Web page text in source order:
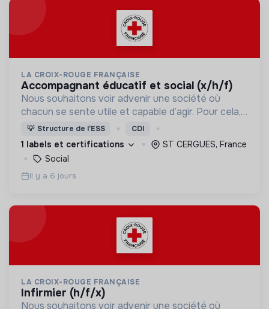
LA CROIX-ROUGE FRANÇAISE
accompagnant éducatif et social (x/h/f)
Nous souhaitons voir advenir une société où
chacun se sente utile et capable d’agir. Pour cela,
nous proposons des moyens et des lieux
d’engagement innovants et adaptés à tous.
💡 Structure de l’ESS CDI
1 labels et certifications
ST CERGUES, France
Social
Il y a 6 jours
LA CROIX-ROUGE FRANÇAISE
infirmier (h/f/x)
Nous souhaitons voir advenir une société où